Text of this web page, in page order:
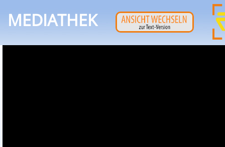
MEDIATHEK